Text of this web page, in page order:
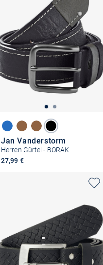
Jan Vanderstorm
Herren Gürtel - BORAK
27,99 €